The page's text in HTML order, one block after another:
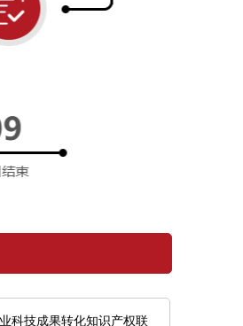
科技成果转化知识产权联